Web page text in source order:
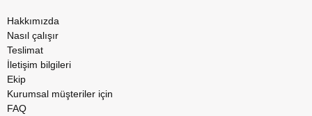
Hakkımızda
Nasıl çalışır
Teslimat
İletişim bilgileri
Ekip
Kurumsal müşteriler için
FAQ